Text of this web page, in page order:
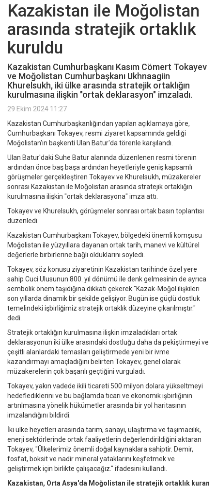
Kazakistan ile Moğolistan
arasında stratejik ortaklık
kuruldu
Kazakistan Cumhurbaşkanı Kasım Cömert Tokayev
ve Moğolistan Cumhurbaşkanı Ukhnaagiin
Khurelsukh, iki ülke arasında stratejik ortaklığın
kurulmasına ilişkin "ortak deklarasyon" imzaladı.
29 Ekim 2024 11:27
Kazakistan Cumhurbaşkanlığından yapılan açıklamaya göre,
Cumhurbaşkanı Tokayev, resmi ziyaret kapsamında geldiği
Moğolistan'ın başkenti Ulan Batur'da törenle karşılandı.
Ulan Batur'daki Suhe Batur alanında düzenlenen resmi törenin
ardından önce baş başa ardından heyetleriyle geniş kapsamlı
görüşmeler gerçekleştiren Tokayev ve Khurelsukh, müzakereler
sonrası Kazakistan ile Moğolistan arasında stratejik ortaklığın
kurulmasına ilişkin "ortak deklarasyona" imza attı.
Tokayev ve Khurelsukh, görüşmeler sonrası ortak basın toplantısı
düzenledi.
Kazakistan Cumhurbaşkanı Tokayev, bölgedeki önemli komşusu
Moğolistan ile yüzyıllara dayanan ortak tarih, manevi ve kültürel
değerlerle birbirlerine bağlı olduklarını söyledi.
Tokayev, söz konusu ziyaretinin Kazakistan tarihinde özel yere
sahip Cuci Ulusunun 800. yıl dönümü ile denk gelmesinin de ayrıca
sembolik önem taşıdığına dikkati çekerek "Kazak-Moğol ilişkileri
son yıllarda dinamik bir şekilde gelişiyor. Bugün ise güçlü dostluk
temelindeki işbirliğimiz stratejik ortaklık düzeyine çıkarılmıştır."
dedi.
Stratejik ortaklığın kurulmasına ilişkin imzaladıkları ortak
deklarasyonun iki ülke arasındaki dostluğu daha da pekiştirmeyi ve
çeşitli alanlardaki temasları geliştirmede yeni bir ivme
kazandırmayı amaçladığını belirten Tokayev, genel olarak
müzakerelerin çok başarılı geçtiğini vurguladı.
Tokayev, yakın vadede ikili ticareti 500 milyon dolara yükseltmeyi
hedeflediklerini ve bu bağlamda ticari ve ekonomik işbirliğinin
artırılmasına yönelik hükümetler arasında bir yol haritasının
imzalandığını bildirdi.
İki ülke heyetleri arasında tarım, sanayi, ulaştırma ve taşımacılık,
enerji sektörlerinde ortak faaliyetlerin değerlendirildiğini aktaran
Tokayev, "Ülkelerimiz önemli doğal kaynaklara sahiptir. Demir,
fosfat, boksit ve nadir mineral yataklarını keşfetmek ve
geliştirmek için birlikte çalışacağız." ifadesini kullandı.
Kazakistan, Orta Asya'da Moğolistan ile stratejik ortaklık kuran